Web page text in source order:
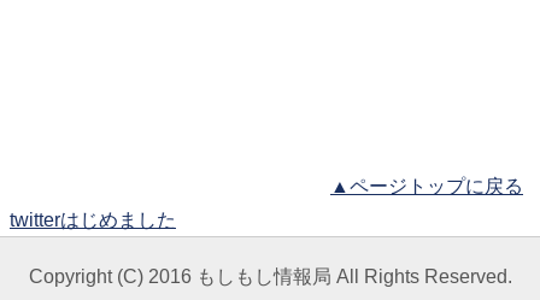
▲ページトップに戻る
twitterはじめました
Copyright (C) 2016 もしもし情報局 All Rights Reserved.